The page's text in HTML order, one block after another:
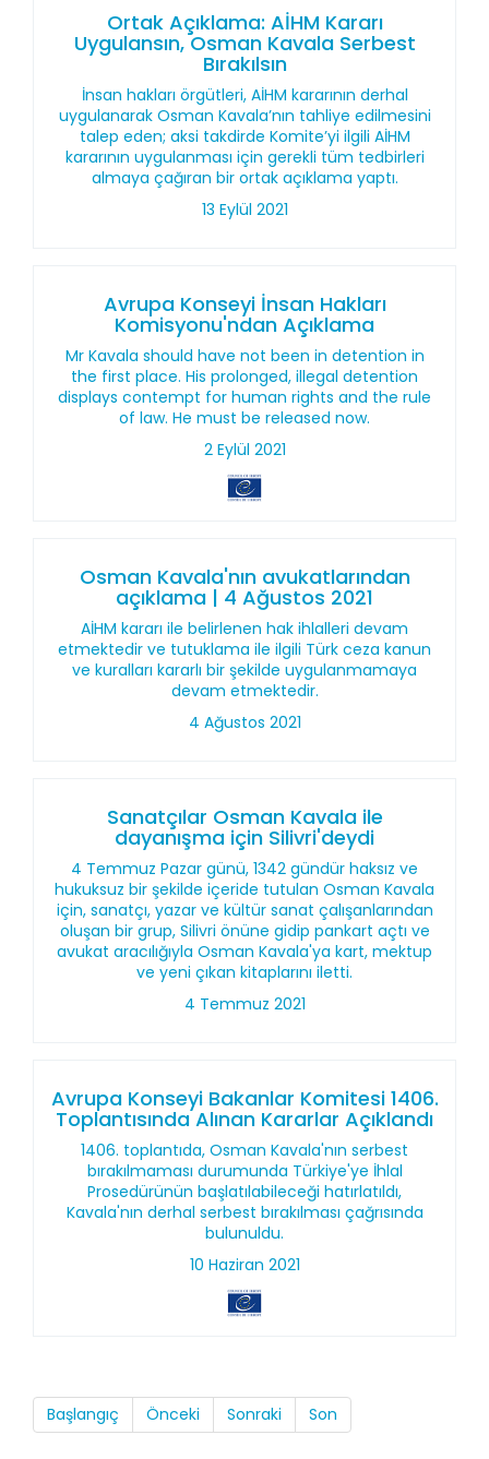
Ortak Açıklama: AİHM Kararı
Uygulansın, Osman Kavala Serbest
Bırakılsın
İnsan hakları örgütleri, AİHM kararının derhal
uygulanarak Osman Kavala’nın tahliye edilmesini
talep eden; aksi takdirde Komite’yi ilgili AİHM
kararının uygulanması için gerekli tüm tedbirleri
almaya çağıran bir ortak açıklama yaptı.
13 Eylül 2021
Avrupa Konseyi İnsan Hakları
Komisyonu'ndan Açıklama
Mr Kavala should have not been in detention in
the first place. His prolonged, illegal detention
displays contempt for human rights and the rule
of law. He must be released now.
2 Eylül 2021
Osman Kavala'nın avukatlarından
açıklama | 4 Ağustos 2021
AİHM kararı ile belirlenen hak ihlalleri devam
etmektedir ve tutuklama ile ilgili Türk ceza kanun
ve kuralları kararlı bir şekilde uygulanmamaya
devam etmektedir.
4 Ağustos 2021
Sanatçılar Osman Kavala ile
dayanışma için Silivri'deydi
4 Temmuz Pazar günü, 1342 gündür haksız ve
hukuksuz bir şekilde içeride tutulan Osman Kavala
için, sanatçı, yazar ve kültür sanat çalışanlarından
oluşan bir grup, Silivri önüne gidip pankart açtı ve
avukat aracılığıyla Osman Kavala'ya kart, mektup
ve yeni çıkan kitaplarını iletti.
4 Temmuz 2021
Avrupa Konseyi Bakanlar Komitesi 1406.
Toplantısında Alınan Kararlar Açıklandı
1406. toplantıda, Osman Kavala'nın serbest
bırakılmaması durumunda Türkiye'ye İhlal
Prosedürünün başlatılabileceği hatırlatıldı,
Kavala'nın derhal serbest bırakılması çağrısında
bulunuldu.
10 Haziran 2021
Başlangıç Önceki Sonraki Son